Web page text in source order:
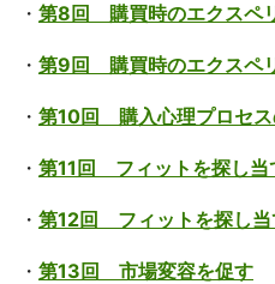
・ 第8回 購買時のエクスペ
・ 第9回 購買時のエクスペ
・ 第10回 購入心理プロセス
・ 第11回 フィットを探し当
・ 第12回 フィットを探し当
・ 第13回 市場変容を促す